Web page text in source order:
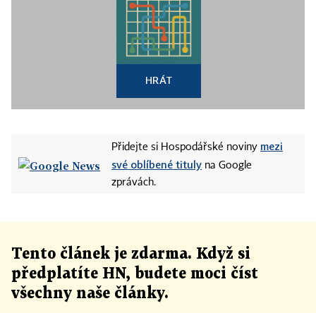
HRÁT
Přidejte si Hospodářské noviny mezi
své oblíbené tituly na Google
zprávách.
Tento článek je zdarma. Když si
předplatíte HN, budete moci číst
všechny naše články.